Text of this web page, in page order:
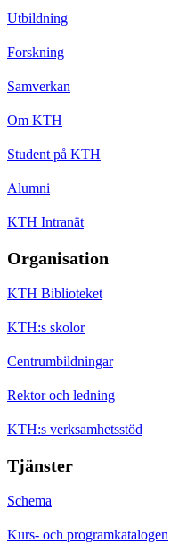
Utbildning
Forskning
Samverkan
Om KTH
Student på KTH
Alumni
KTH Intranät
Organisation
KTH Biblioteket
KTH:s skolor
Centrumbildningar
Rektor och ledning
KTH:s verksamhetsstöd
Tjänster
Schema
Kurs- och programkatalogen